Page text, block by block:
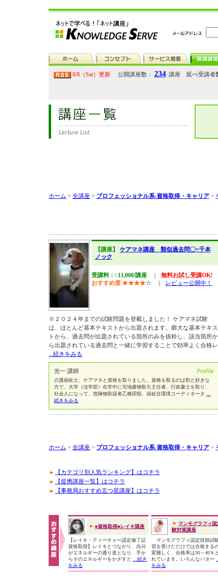
8/8（Sat）更新 公開講座数： 234 講座 延べ受講者
ホーム > 全講座 > プロフェッショナル系-資格取得・キャリア >
【講座】 ケアマネ講座 類似過去問〇×千本
ノック
受講料：\ 11,000/講座
無料お試し受講OK!
おすすめ度 ★★★★☆ レビュー公開中！
※２０２４年までの試験問題を登載しました！ ケアマネ試験
は、ほとんど基本テキストから出題されます。膨大な基本テキス
トから、過去問が出題されている箇所のみを抜粋し、該当箇所か
ら出題されている過去問と一緒に学習することで効率よく合格レ
...続きをみる
光一 講師
介護福祉士、ケアマネと資格を取りました。資格を取るのは割と好きな
方で、大学（法学部）在学中に宅地建物取引主任者、行政書士を取り、
社会人になって、危険物取扱者乙種四類、福祉住環境コーディネータ
続きをみる
ホーム > 全講座 > プロフェッショナル系-資格取得・キャリア >
【カテゴリ別人気ランキング】はコチラ
【提携講座一覧】はコチラ
【事務局おすすめ五つ星講座】はコチラ
■資格取得■レイキ講座
【レイキ・ティーチャー認定修了証
資格取得】レイキとつながり、自分
がエネルギーの通り道となり、手か
らそのエネルギーをかざすと
...続き
をみる
マンモグラフィ認
験対策講座
マンモグラフィ認定技師試
習を受けただけでは合格する
変難しく、合格率は30～40％
れています。いろんなパター
をみる